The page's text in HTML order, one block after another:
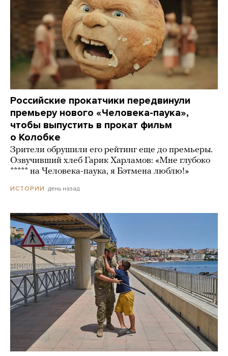
Российские прокатчики передвинули
премьеру нового «Человека-паука»,
чтобы выпустить в прокат фильм
о Колобке
Зрители обрушили его рейтинг еще до премьеры.
Озвучивший хлеб Гарик Харламов: «Мне глубоко
***** на Человека-паука, я Бэтмена люблю!»
ИСТОРИИ день назад